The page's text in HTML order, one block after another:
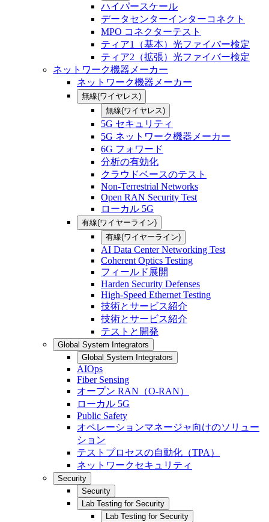
ハイパースケール
データセンターインターコネクト
MPO コネクターテスト
ティア1（基本）光ファイバー検定
ティア2（拡張）光ファイバー検定
ネットワーク機器メーカー
ネットワーク機器メーカー
無線(ワイヤレス)
無線(ワイヤレス)
5G セキュリティ
5G ネットワーク機器メーカー
6G フォワード
分析の有効化
クラウドベースのテスト
Non-Terrestrial Networks
Open RAN Security Test
ローカル 5G
有線(ワイヤーライン)
有線(ワイヤーライン)
AI Data Center Networking Test
Coherent Optics Testing
フィールド展開
Harden Security Defenses
High-Speed Ethernet Testing
技術とサービス紹介
技術とサービス紹介
テストと開発
Global System Integrators
Global System Integrators
AIOps
Fiber Sensing
オープン RAN（O-RAN）
ローカル 5G
Public Safety
オペレーションマネージャ向けのソリュー
ション
テストプロセスの自動化（TPA）
ネットワークセキュリティ
Security
Security
Lab Testing for Security
Lab Testing for Security